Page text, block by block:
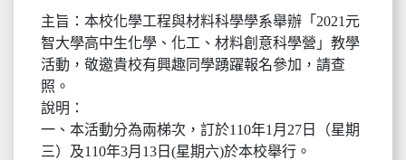
主旨：本校化學工程與材料科學學系舉辦「2021元
智大學高中生化學、化工、材料創意科學營」教學
活動，敬邀貴校有興趣同學踴躍報名參加，請查
照。
說明：
一、本活動分為兩梯次，訂於110年1月27日（星期
三）及110年3月13日(星期六)於本校舉行。